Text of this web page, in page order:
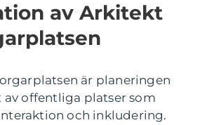
av Arkitekt
är planeringen
av offentliga platser som
och inkludering.